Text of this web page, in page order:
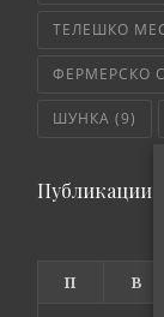
ТЕЛЕШКО
ФЕРМЕРСКО
ШУНКА (9)
Публикации
П В